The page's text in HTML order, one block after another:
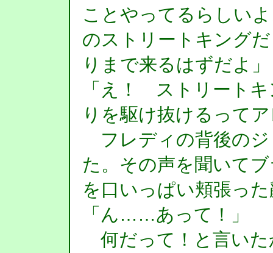
ことやってるらしい
のストリートキング
りまで来るはずだよ」
「え！ ストリート
りを駆け抜けるって
フレディの背後のジ
た。その声を聞いて
を口いっぱい頬張っ
「ん……あって！」
何だって！と言いた